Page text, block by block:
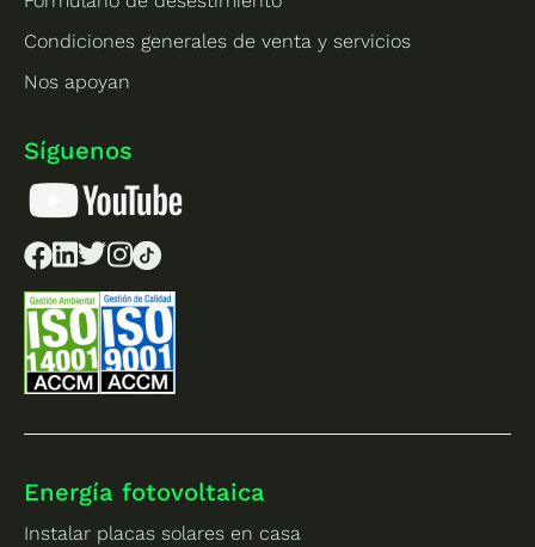
Condiciones generales de venta y servicios
Nos apoyan
Síguenos
Energía fotovoltaica
Instalar placas solares en casa